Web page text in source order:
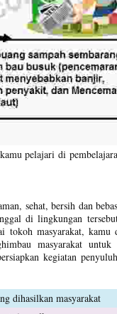
pelajari di
sehat, bersih dan
di lingkungan
tokoh masyarakat,
masyarakat untuk
kegiatan
dihasilkan masyarakat